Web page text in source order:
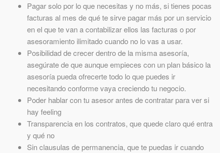
Pagar solo por lo que necesitas y no más, si tienes pocas
facturas al mes de qué te sirve pagar más por un servicio
en el que te van a contabilizar ellos las facturas o por
asesoramiento ilimitado cuando no lo vas a usar.
Posibilidad de crecer dentro de la misma asesoría,
asegúrate de que aunque empieces con un plan básico la
asesoría pueda ofrecerte todo lo que puedes ir
necesitando conforme vaya creciendo tu negocio.
Poder hablar con tu asesor antes de contratar para ver si
hay feeling
Transparencia en los contratos, que quede claro qué entra
y qué no
Sin clausulas de permanencia, que te puedas ir cuando